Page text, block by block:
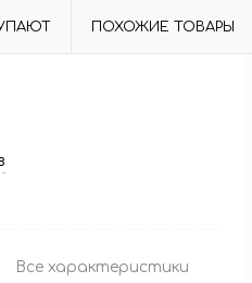
ПОХОЖИЕ ТОВАРЫ
Все характеристики